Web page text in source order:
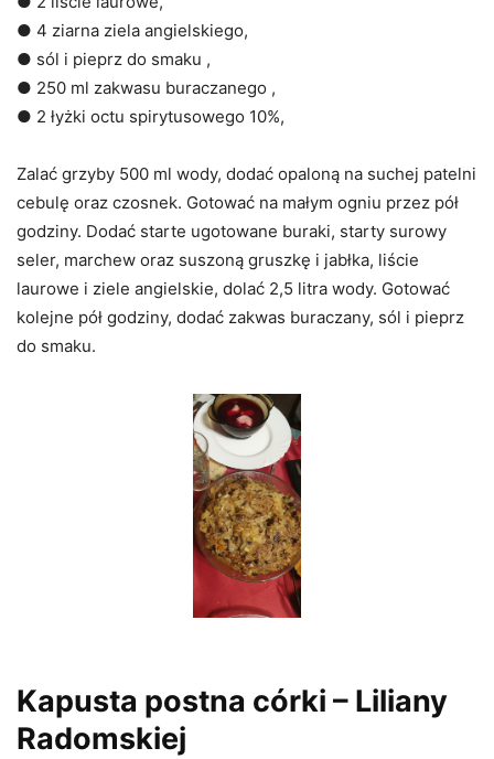
● 4 ziarna ziela angielskiego,
● sól i pieprz do smaku ,
● 250 ml zakwasu buraczanego ,
● 2 łyżki octu spirytusowego 10%,
Zalać grzyby 500 ml wody, dodać opaloną na suchej patelni
cebulę oraz czosnek. Gotować na małym ogniu przez pół
godziny. Dodać starte ugotowane buraki, starty surowy
seler, marchew oraz suszoną gruszkę i jabłka, liście
laurowe i ziele angielskie, dolać 2,5 litra wody. Gotować
kolejne pół godziny, dodać zakwas buraczany, sól i pieprz
do smaku.
Kapusta postna córki – Liliany
Radomskiej